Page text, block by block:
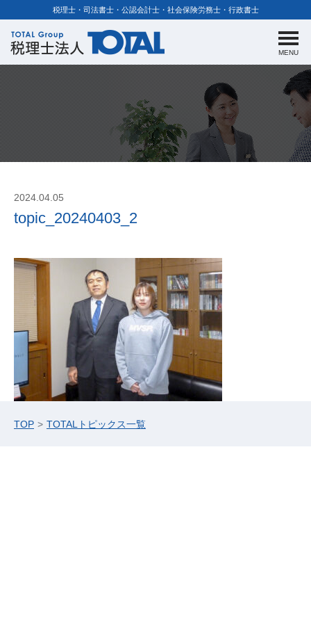
税理士・司法書士・公認会計士・社会保険労務士・行政書士
MENU
2024.04.05
topic_20240403_2
TOP TOTALトピックス一覧